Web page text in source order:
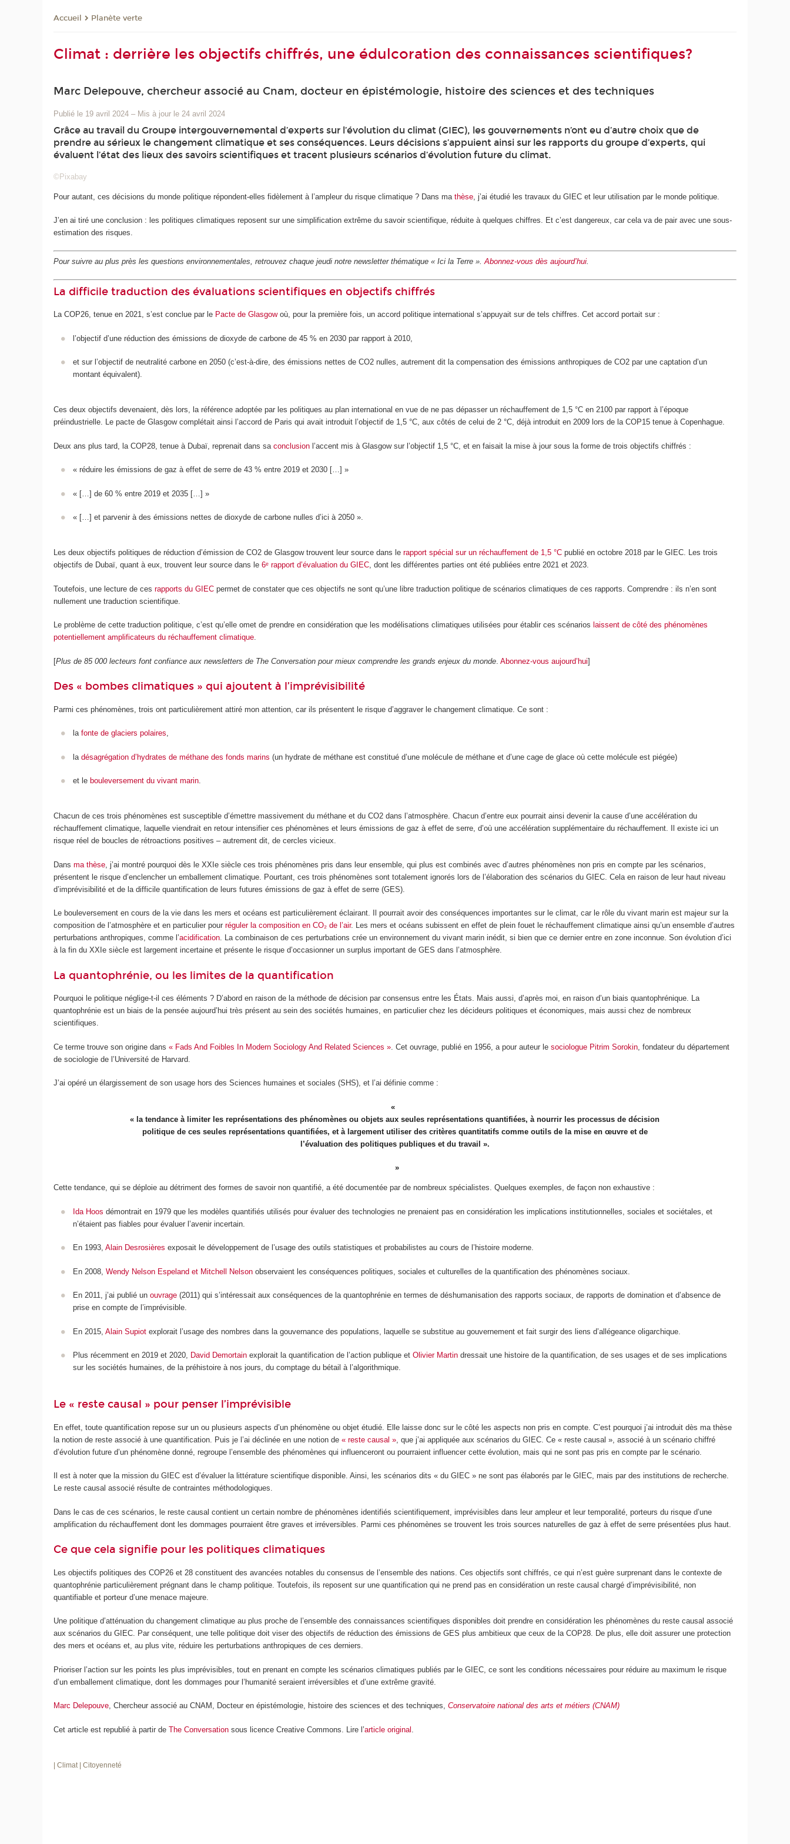
Accueil Planète verte
Climat : derrière les objectifs chiffrés, une édulcoration des connaissances scientifiques?
Marc Delepouve, chercheur associé au Cnam, docteur en épistémologie, histoire des sciences et des techniques
Publié le 19 avril 2024 – Mis à jour le 24 avril 2024
Grâce au travail du Groupe intergouvernemental d’experts sur l’évolution du climat (GIEC), les gouvernements n’ont eu d’autre choix que de
prendre au sérieux le changement climatique et ses conséquences. Leurs décisions s’appuient ainsi sur les rapports du groupe d’experts, qui
évaluent l’état des lieux des savoirs scientifiques et tracent plusieurs scénarios d’évolution future du climat.
©Pixabay
Pour autant, ces décisions du monde politique répondent-elles fidèlement à l’ampleur du risque climatique ? Dans mathèse , j’ai étudié les travaux du GIEC et leur utilisation par le monde politique.
J’en ai tiré une conclusion : les politiques climatiques reposent sur une simplification extrême du savoir scientifique, réduite à quelques chiffres. Et c’est dangereux, car cela va de pair avec une sous-
estimation des risques.
Pour suivre au plus près les questions environnementales, retrouvez chaque jeudi notre newsletter thématique « Ici la Terre ».Abonnez-vous dès aujourd’hui.
La difficile traduction des évaluations scientifiques en objectifs chiffrés
La COP26, tenue en 2021, s’est conclue par le Pacte de Glasgowoù, pour la première fois, un accord politique international s’appuyait sur de tels chiffres. Cet accord portait sur :
l’objectif d’une réduction des émissions de dioxyde de carbone de 45 % en 2030 par rapport à 2010,
et sur l’objectif de neutralité carbone en 2050 (c’est-à-dire, des émissions nettes de CO2nulles, autrement dit la compensation des émissions anthropiques de CO2par une captation d’un
montant équivalent).
Ces deux objectifs devenaient, dès lors, la référence adoptée par les politiques au plan international en vue de ne pas dépasser un réchauffement de 1,5 °C en 2100 par rapport à l’époque
préindustrielle. Le pacte de Glasgow complétait ainsi l’accord de Paris qui avait introduit l’objectif de 1,5 °C, aux côtés de celui de 2 °C, déjà introduit en 2009 lors de la COP15 tenue à Copenhague.
Deux ans plus tard, la COP28, tenue à Dubaï, reprenait dans saconclusion l’accent mis à Glasgow sur l’objectif 1,5 °C, et en faisait la mise à jour sous la forme de trois objectifs chiffrés :
« réduire les émissions de gaz à effet de serre de 43 % entre 2019 et 2030 […] »
« […] de 60 % entre 2019 et 2035 […] »
« […] et parvenir à des émissions nettes de dioxyde de carbone nulles d’ici à 2050 ».
Les deux objectifs politiques de réduction d’émission de CO2 de Glasgow trouvent leur source dans lerapport spécial sur un réchauffement de 1,5 °C publié en octobre 2018 par le GIEC. Les trois
objectifs de Dubaï, quant à eux, trouvent leur source dans le6ᵉ rapport d’évaluation du GIEC, dont les différentes parties ont été publiées entre 2021 et 2023.
Toutefois, une lecture de cesrapports du GIEC permet de constater que ces objectifs ne sont qu’une libre traduction politique de scénarios climatiques de ces rapports. Comprendre : ils n’en sont
nullement une traduction scientifique.
Le problème de cette traduction politique, c’est qu’elle omet de prendre en considération que les modélisations climatiques utilisées pour établir ces scénarios laissent de côté des phénomènes
potentiellement amplificateurs du réchauffement climatique.
[Plus de 85 000 lecteurs font confiance aux newsletters de The Conversation pour mieux comprendre les grands enjeux du monde .Abonnez-vous aujourd’hui]
Des « bombes climatiques » qui ajoutent à l’imprévisibilité
Parmi ces phénomènes, trois ont particulièrement attiré mon attention, car ils présentent le risque d’aggraver le changement climatique. Ce sont :
la fonte de glaciers polaires,
la désagrégation d’hydrates de méthane des fonds marins (un hydrate de méthane est constitué d’une molécule de méthane et d’une cage de glace où cette molécule est piégée)
et le bouleversement du vivant marin.
Chacun de ces trois phénomènes est susceptible d’émettre massivement du méthane et du CO2 dans l’atmosphère. Chacun d’entre eux pourrait ainsi devenir la cause d’une accélération du
réchauffement climatique, laquelle viendrait en retour intensifier ces phénomènes et leurs émissions de gaz à effet de serre, d’où une accélération supplémentaire du réchauffement. Il existe ici un
risque réel de boucles de rétroactions positives – autrement dit, de cercles vicieux.
Dansma thèse , j’ai montré pourquoi dès le XXIe siècle ces trois phénomènes pris dans leur ensemble, qui plus est combinés avec d’autres phénomènes non pris en compte par les scénarios,
présentent le risque d’enclencher un emballement climatique. Pourtant, ces trois phénomènes sont totalement ignorés lors de l’élaboration des scénarios du GIEC. Cela en raison de leur haut niveau
d’imprévisibilité et de la difficile quantification de leurs futures émissions de gaz à effet de serre (GES).
Le bouleversement en cours de la vie dans les mers et océans est particulièrement éclairant. Il pourrait avoir des conséquences importantes sur le climat, car le rôle du vivant marin est majeur sur la
composition de l’atmosphère et en particulier pourréguler la composition en CO₂ de l’air. Les mers et océans subissent en effet de plein fouet le réchauffement climatique ainsi qu’un ensemble d’autres
perturbations anthropiques, comme l’acidification. La combinaison de ces perturbations crée un environnement du vivant marin inédit, si bien que ce dernier entre en zone inconnue. Son évolution d’ici
à la fin du XXIe siècle est largement incertaine et présente le risque d’occasionner un surplus important de GES dans l’atmosphère.
La quantophrénie, ou les limites de la quantification
Pourquoi le politique néglige-t-il ces éléments ? D’abord en raison de la méthode de décision par consensus entre les États. Mais aussi, d’après moi, en raison d’un biais quantophrénique. La
quantophrénie est un biais de la pensée aujourd’hui très présent au sein des sociétés humaines, en particulier chez les décideurs politiques et économiques, mais aussi chez de nombreux
scientifiques.
Ce terme trouve son origine dans« Fads And Foibles In Modern Sociology And Related Sciences » . Cet ouvrage, publié en 1956, a pour auteur lesociologue Pitrim Sorokin , fondateur du département
de sociologie de l’Université de Harvard.
J’ai opéré un élargissement de son usage hors des Sciences humaines et sociales (SHS), et l’ai définie comme :
« la tendance à limiter les représentations des phénomènes ou objets aux seules représentations quantifiées, à nourrir les processus de décision
politique de ces seules représentations quantifiées, et à largement utiliser des critères quantitatifs comme outils de la mise en œuvre et de
l’évaluation des politiques publiques et du travail ».
Cette tendance, qui se déploie au détriment des formes de savoir non quantifié, a été documentée par de nombreux spécialistes. Quelques exemples, de façon non exhaustive :
Ida Hoos démontrait en 1979 que les modèles quantifiés utilisés pour évaluer des technologies ne prenaient pas en considération les implications institutionnelles, sociales et sociétales, et
n’étaient pas fiables pour évaluer l’avenir incertain.
En 1993, Alain Desrosières exposait le développement de l’usage des outils statistiques et probabilistes au cours de l’histoire moderne.
En 2008, Wendy Nelson Espeland et Mitchell Nelsonobservaient les conséquences politiques, sociales et culturelles de la quantification des phénomènes sociaux.
En 2011, j’ai publié un ouvrage(2011) qui s’intéressait aux conséquences de la quantophrénie en termes de déshumanisation des rapports sociaux, de rapports de domination et d’absence de
prise en compte de l’imprévisible.
En 2015, Alain Supiotexplorait l’usage des nombres dans la gouvernance des populations, laquelle se substitue au gouvernement et fait surgir des liens d’allégeance oligarchique.
Plus récemment en 2019 et 2020, David Demortainexplorait la quantification de l’action publique et Olivier Martindressait une histoire de la quantification, de ses usages et de ses implications
sur les sociétés humaines, de la préhistoire à nos jours, du comptage du bétail à l’algorithmique.
Le « reste causal » pour penser l’imprévisible
En effet, toute quantification repose sur un ou plusieurs aspects d’un phénomène ou objet étudié. Elle laisse donc sur le côté les aspects non pris en compte. C’est pourquoi j’ai introduit dès ma thèse
la notion de reste associé à une quantification. Puis je l’ai déclinée en une notion de« reste causal » , que j’ai appliquée aux scénarios du GIEC. Ce « reste causal », associé à un scénario chiffré
d’évolution future d’un phénomène donné, regroupe l’ensemble des phénomènes qui influenceront ou pourraient influencer cette évolution, mais qui ne sont pas pris en compte par le scénario.
Il est à noter que la mission du GIEC est d’évaluer la littérature scientifique disponible. Ainsi, les scénarios dits « du GIEC » ne sont pas élaborés par le GIEC, mais par des institutions de recherche.
Le reste causal associé résulte de contraintes méthodologiques.
Dans le cas de ces scénarios, le reste causal contient un certain nombre de phénomènes identifiés scientifiquement, imprévisibles dans leur ampleur et leur temporalité, porteurs du risque d’une
amplification du réchauffement dont les dommages pourraient être graves et irréversibles. Parmi ces phénomènes se trouvent les trois sources naturelles de gaz à effet de serre présentées plus haut.
Ce que cela signifie pour les politiques climatiques
Les objectifs politiques des COP26 et 28 constituent des avancées notables du consensus de l’ensemble des nations. Ces objectifs sont chiffrés, ce qui n’est guère surprenant dans le contexte de
quantophrénie particulièrement prégnant dans le champ politique. Toutefois, ils reposent sur une quantification qui ne prend pas en considération un reste causal chargé d’imprévisibilité, non
quantifiable et porteur d’une menace majeure.
Une politique d’atténuation du changement climatique au plus proche de l’ensemble des connaissances scientifiques disponibles doit prendre en considération les phénomènes du reste causal associé
aux scénarios du GIEC. Par conséquent, une telle politique doit viser des objectifs de réduction des émissions de GES plus ambitieux que ceux de la COP28. De plus, elle doit assurer une protection
des mers et océans et, au plus vite, réduire les perturbations anthropiques de ces derniers.
Prioriser l’action sur les points les plus imprévisibles, tout en prenant en compte les scénarios climatiques publiés par le GIEC, ce sont les conditions nécessaires pour réduire au maximum le risque
d’un emballement climatique, dont les dommages pour l’humanité seraient irréversibles et d’une extrême gravité.
Marc Delepouve, Chercheur associé au CNAM, Docteur en épistémologie, histoire des sciences et des techniques,Conservatoire national des arts et métiers (CNAM)
Cet article est republié à partir deThe Conversation sous licence Creative Commons. Lire l’article original
| Climat | Citoyenneté